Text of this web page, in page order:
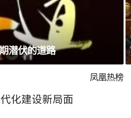
议员扔鸡蛋，直播被紧急
凤凰热榜
化建设新局面